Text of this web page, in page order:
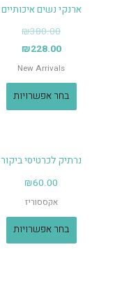
ארנקי נשים איכותיים
₪380.00
₪228.00
New Arrivals
בחר אפשרויות
נרתיק לכרטיסי ביקור
₪60.00
אקססוריז
בחר אפשרויות